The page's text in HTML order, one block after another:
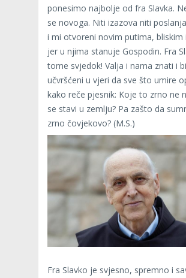
ponesimo najbolje od fra Slavka.
se novoga. Niti izazova niti
i mi otvoreni novim putima, bliskim
jer u njima stanuje Gospodin. Fra
tome svjedok! Valja i nama znati i
učvršćeni u vjeri da sve što umire
kako reče pjesnik: Koje to zrno ne
se stavi u zemlju? Pa zašto da
zrno čovjekovo? (M.S.)
Fra Slavko je svjesno, spremno i